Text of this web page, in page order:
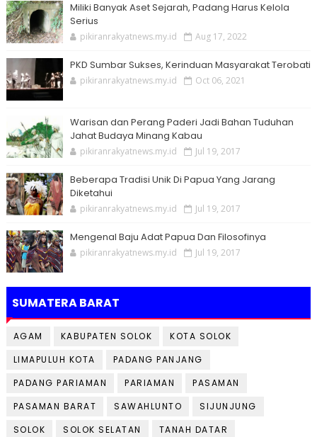
Miliki Banyak Aset Sejarah, Padang Harus Kelola
Serius
pikiranrakyatnews.my.id Aug 17, 2022
PKD Sumbar Sukses, Kerinduan Masyarakat Terobati
pikiranrakyatnews.my.id Oct 06, 2021
Warisan dan Perang Paderi Jadi Bahan Tuduhan
Jahat Budaya Minang Kabau
pikiranrakyatnews.my.id Jul 19, 2017
Beberapa Tradisi Unik Di Papua Yang Jarang
Diketahui
pikiranrakyatnews.my.id Jul 19, 2017
Mengenal Baju Adat Papua Dan Filosofinya
pikiranrakyatnews.my.id Jul 19, 2017
SUMATERA BARAT
AGAM KABUPATEN SOLOK
KOTA SOLOK
LIMAPULUH KOTA
PADANG PANJANG
PADANG PARIAMAN
PARIAMAN
PASAMAN
PASAMAN BARAT
SAWAHLUNTO
SIJUNJUNG
SOLOK
SOLOK SELATAN
TANAH DATAR